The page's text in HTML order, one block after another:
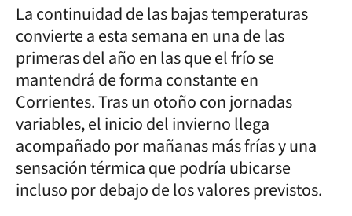
La continuidad de las bajas temperaturas
convierte a esta semana en una de las
primeras del año en las que el frío se
mantendrá de forma constante en
Corrientes. Tras un otoño con jornadas
variables, el inicio del invierno llega
acompañado por mañanas más frías y una
sensación térmica que podría ubicarse
incluso por debajo de los valores previstos.